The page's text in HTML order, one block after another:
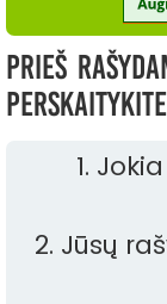
Prieš
1.
2. Jūsų